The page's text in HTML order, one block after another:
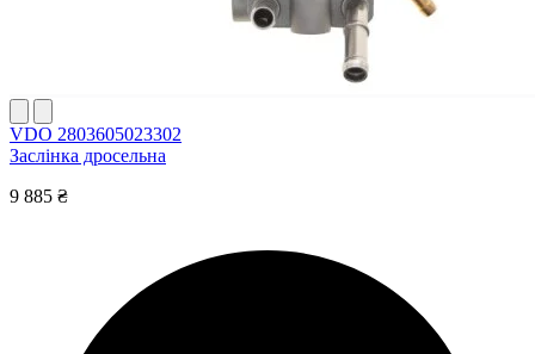
VDO 2803605023302
Заслінка дросельна
9 885 ₴